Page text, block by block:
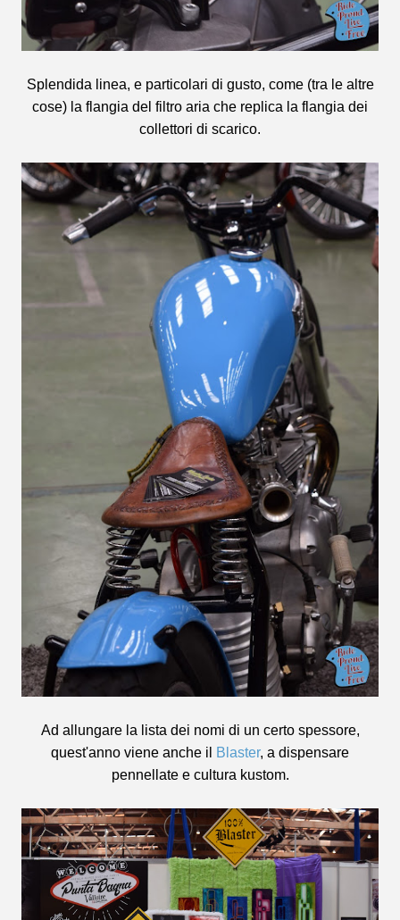
Splendida linea, e particolari di gusto, come (tra le altre
cose) la flangia del filtro aria che replica la flangia dei
collettori di scarico.
Ad allungare la lista dei nomi di un certo spessore,
quest'anno viene anche il
Blaster, a dispensare
pennellate e cultura kustom.